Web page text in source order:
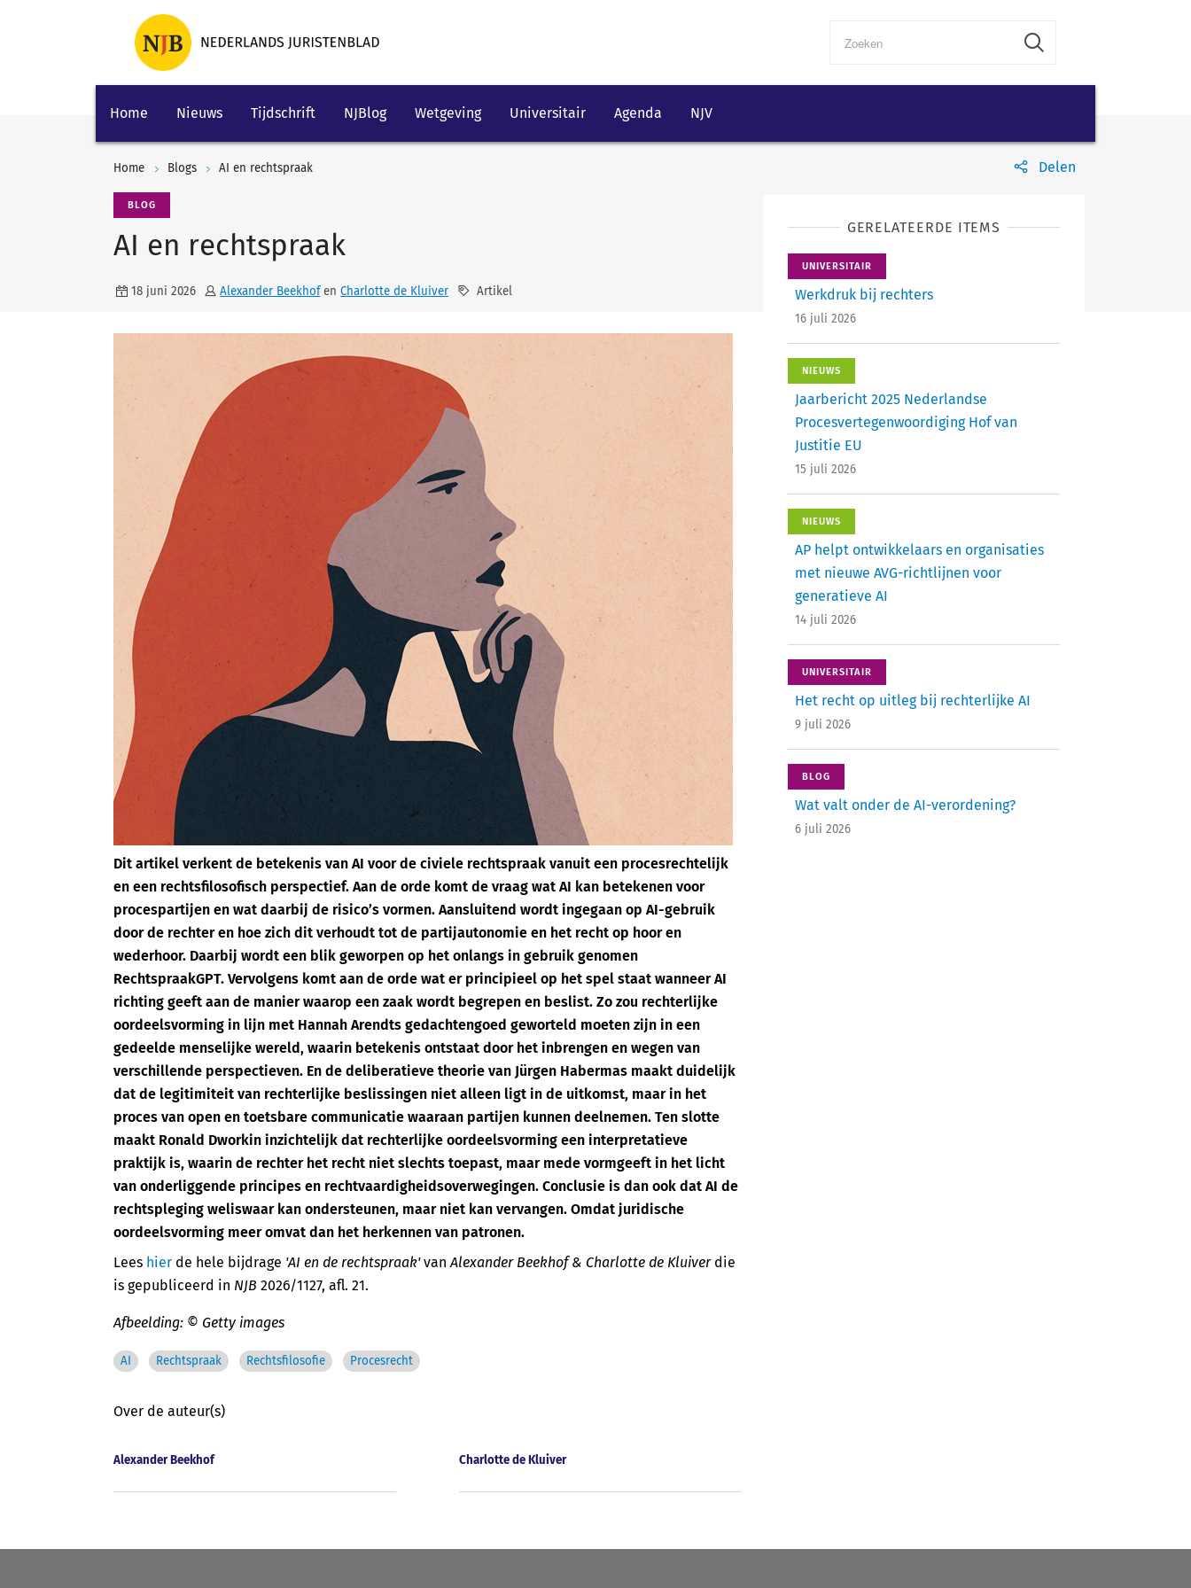
Home Nieuws Tijdschrift NJBlog Wetgeving Universitair Agenda NJV
Home Blogs AI en rechtspraak Delen
BLOG
AI en rechtspraak
18 juni 2026 Alexander Beekhof en Charlotte de Kluiver Artikel
Dit artikel verkent de betekenis van AI voor de civiele rechtspraak vanuit een procesrechtelijk
en een rechtsfilosofisch perspectief. Aan de orde komt de vraag wat AI kan betekenen voor
procespartijen en wat daarbij de risico’s vormen. Aansluitend wordt ingegaan op AI-gebruik
door de rechter en hoe zich dit verhoudt tot de partijautonomie en het recht op hoor en
wederhoor. Daarbij wordt een blik geworpen op het onlangs in gebruik genomen
RechtspraakGPT. Vervolgens komt aan de orde wat er principieel op het spel staat wanneer AI
richting geeft aan de manier waarop een zaak wordt begrepen en beslist. Zo zou rechterlijke
oordeelsvorming in lijn met Hannah Arendts gedachtengoed geworteld moeten zijn in een
gedeelde menselijke wereld, waarin betekenis ontstaat door het inbrengen en wegen van
verschillende perspectieven. En de deliberatieve theorie van Jürgen Habermas maakt duidelijk
dat de legitimiteit van rechterlijke beslissingen niet alleen ligt in de uitkomst, maar in het
proces van open en toetsbare communicatie waaraan partijen kunnen deelnemen. Ten slotte
maakt Ronald Dworkin inzichtelijk dat rechterlijke oordeelsvorming een interpretatieve
praktijk is, waarin de rechter het recht niet slechts toepast, maar mede vormgeeft in het licht
van onderliggende principes en rechtvaardigheidsoverwegingen. Conclusie is dan ook dat AI de
rechtspleging weliswaar kan ondersteunen, maar niet kan vervangen. Omdat juridische
oordeelsvorming meer omvat dan het herkennen van patronen.
Lees hier de hele bijdrage 'AI en de rechtspraak'vanAlexander Beekhof & Charlotte de Kluiverdie
is gepubliceerd in NJB 2026/1127, afl. 21.
Afbeelding: © Getty images
AI Rechtspraak Rechtsfilosofie Procesrecht
Over de auteur(s)
Alexander Beekhof Charlotte de Kluiver
GERELATEERDE ITEMS
UNIVERSITAIR
Werkdruk bij rechters
16 juli 2026
NIEUWS
Jaarbericht 2025 Nederlandse
Procesvertegenwoordiging Hof van
Justitie EU
15 juli 2026
NIEUWS
AP helpt ontwikkelaars en organisaties
met nieuwe AVG-richtlijnen voor
generatieve AI
14 juli 2026
UNIVERSITAIR
Het recht op uitleg bij rechterlijke AI
9 juli 2026
BLOG
Wat valt onder de AI-verordening?
6 juli 2026